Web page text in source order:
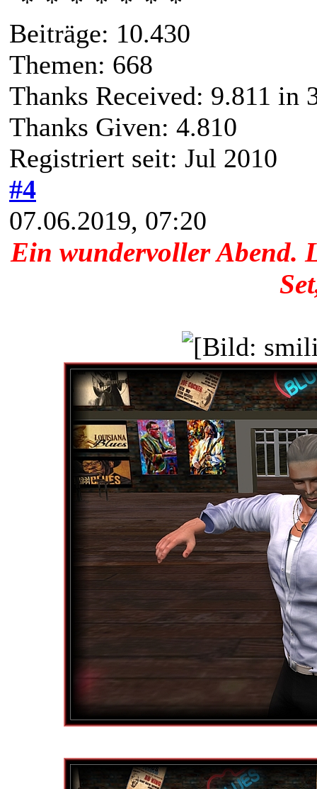
Beiträge: 10.430
Themen: 668
Thanks Received: 9.811 in
Thanks Given: 4.810
Registriert seit: Jul 2010
#4
07.06.2019, 07:20
Ein wundervoller Abend.